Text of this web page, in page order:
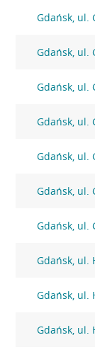
Gdańsk, ul.
Gdańsk, ul.
Gdańsk, ul.
Gdańsk, ul.
Gdańsk, ul.
Gdańsk, ul.
Gdańsk, ul.
Gdańsk, ul.
Gdańsk, ul.
Gdańsk, ul.